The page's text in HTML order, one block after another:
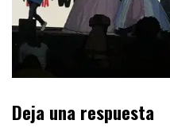
Deja una respuesta